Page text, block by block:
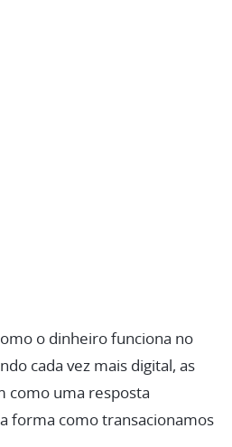
o dinheiro funciona no
cada vez mais digital, as
como uma resposta
forma como transacionamos